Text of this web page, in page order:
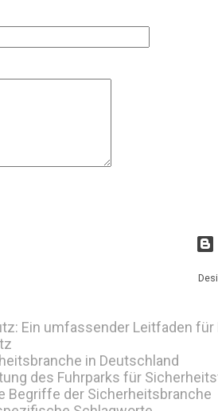
Ein umfassender Leitfaden
in Deutschland
des Fuhrparks für
Begriffe der Sicherheitsbranche